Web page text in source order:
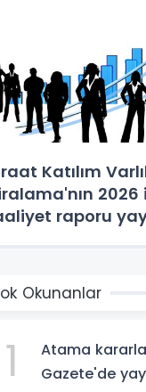
Katılım
2026
raporu
Okunanlar
1
Atama
Gazete'de